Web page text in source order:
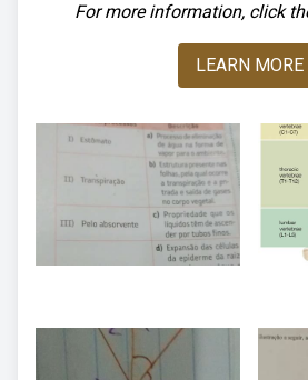
For more information, click
LEARN MORE